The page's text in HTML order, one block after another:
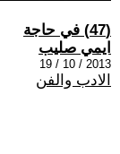
(47) في حاجة
ايمي صليب
2013 / 10 / 19
الادب والفن